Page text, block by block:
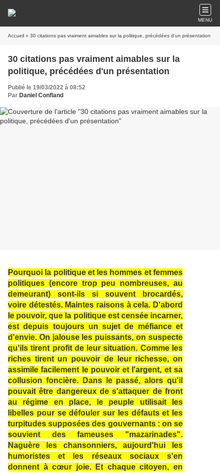
MENU
Accueil » 30 citations pas vraiment aimables sur la politique, précédées d'un présentation
30 citations pas vraiment aimables sur la
politique, précédées d'un présentation
Publié le 19/03/2022 à 08:52
Par Daniel Confland
Pourquoi la politique et les hommes et femmes
politiques (encore trop peu nombreuses, au
demeurant) sont-ils si souvent brocardés,
voire détestés. Maintes raisons à cela. D'abord
le pouvoir, que la politique est censée incarner,
est depuis toujours un sujet de méfiance et
d'envie. On jalouse les puissants, on suspecte
qu'ils tirent profit de leur situation. Comme les
riches tirent un pouvoir de leur richesse, on
assimile facilement le pouvoir et l'argent, et sa
collusion foncière. Dans le passé, alors qu'il
pouvait être dangereux de s'attaquer de front
au régime en place, le peuple utilisait les
libelles pour se défouler sur les défauts et les
turpitudes supposées des gouvernants : on se
souvient des fameuses "mazarinades".
Naguère les chansonniers, aujourd'hui les
humoristes et les réseaux sociaux s'en
donnent à cœur joie. Et chaque citoyen, en